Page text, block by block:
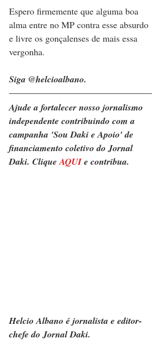
Espero firmemente que alguma boa
alma entre no MP contra esse absurdo
e livre os gonçalenses de mais essa
vergonha.
Siga @helcioalbano.
Ajude a fortalecer nosso jornalismo
independente contribuindo com a
campanha 'Sou Daki e Apoio' de
financiamento coletivo do Jornal
Daki. Clique AQUI e contribua.
Helcio Albano é jornalista e editor-
chefe do Jornal Daki.